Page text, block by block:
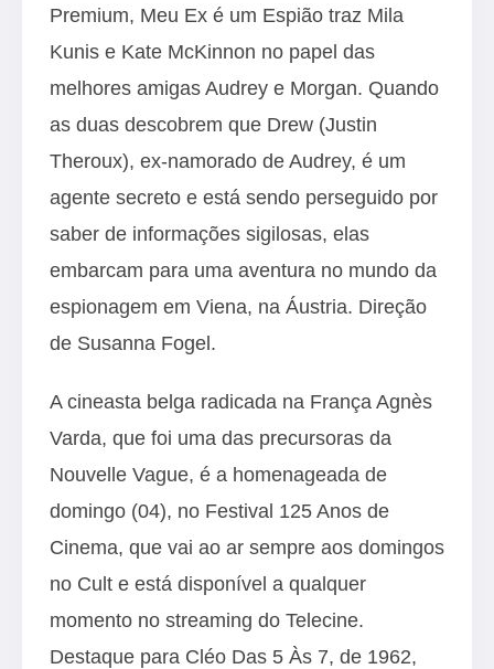
Premium, Meu Ex é um Espião traz Mila
Kunis e Kate McKinnon no papel das
melhores amigas Audrey e Morgan. Quando
as duas descobrem que Drew (Justin
Theroux), ex-namorado de Audrey, é um
agente secreto e está sendo perseguido por
saber de informações sigilosas, elas
embarcam para uma aventura no mundo da
espionagem em Viena, na Áustria. Direção
de Susanna Fogel.
A cineasta belga radicada na França Agnès
Varda, que foi uma das precursoras da
Nouvelle Vague, é a homenageada de
domingo (04), no Festival 125 Anos de
Cinema, que vai ao ar sempre aos domingos
no Cult e está disponível a qualquer
momento no streaming do Telecine.
Destaque para Cléo Das 5 Às 7, de 1962,